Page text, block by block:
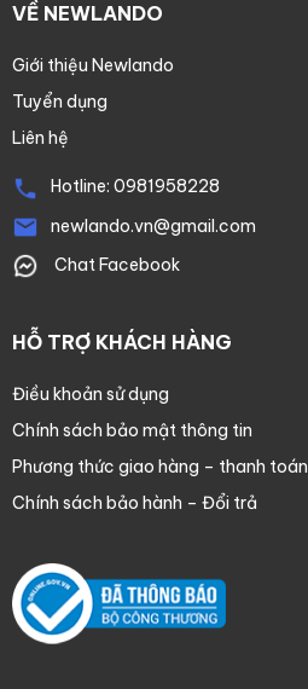
VỀ NEWLANDO
Giới thiệu Newlando
Tuyển dụng
Liên hệ
Hotline: 0981958228
newlando.vn@gmail.com
Chat Facebook
HỖ TRỢ KHÁCH HÀNG
Điều khoản sử dụng
Chính sách bảo mật thông tin
Phương thức giao hàng – thanh toán
Chính sách bảo hành – Đổi trả